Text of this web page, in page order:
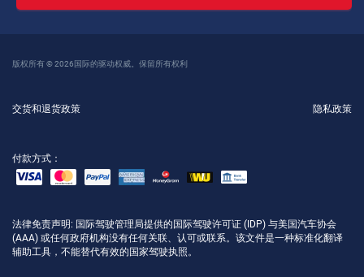
版权所有 © 2026国际的驱动权威。保留所有权利
交货和退货政策 隐私政策
付款方式：
法律免责声明: 国际驾驶管理局提供的国际驾驶许可证 (IDP) 与美国汽车协会
(AAA) 或任何政府机构没有任何关联、认可或联系。该文件是一种标准化翻译
辅助工具，不能替代有效的国家驾驶执照。